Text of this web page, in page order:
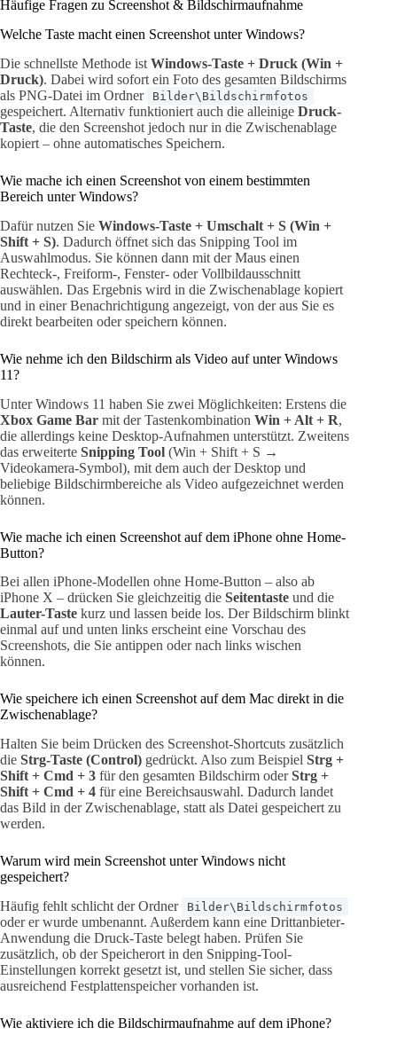
Häufige Fragen zu Screenshot & Bildschirmaufnahme
Welche Taste macht einen Screenshot unter Windows?
Die schnellste Methode ist Windows-Taste + Druck (Win +
Druck). Dabei wird sofort ein Foto des gesamten Bildschirms
als PNG-Datei im Ordner
Bilder\Bildschirmfotos
gespeichert. Alternativ funktioniert auch die alleinige Druck-
Taste, die den Screenshot jedoch nur in die Zwischenablage
kopiert – ohne automatisches Speichern.
Wie mache ich einen Screenshot von einem bestimmten
Bereich unter Windows?
Dafür nutzen Sie Windows-Taste + Umschalt + S (Win +
Shift + S). Dadurch öffnet sich das Snipping Tool im
Auswahlmodus. Sie können dann mit der Maus einen
Rechteck-, Freiform-, Fenster- oder Vollbildausschnitt
auswählen. Das Ergebnis wird in die Zwischenablage kopiert
und in einer Benachrichtigung angezeigt, von der aus Sie es
direkt bearbeiten oder speichern können.
Wie nehme ich den Bildschirm als Video auf unter Windows
11?
Unter Windows 11 haben Sie zwei Möglichkeiten: Erstens die
Xbox Game Bar mit der Tastenkombination Win + Alt + R,
die allerdings keine Desktop-Aufnahmen unterstützt. Zweitens
das erweiterte Snipping Tool (Win + Shift + S →
Videokamera-Symbol), mit dem auch der Desktop und
beliebige Bildschirmbereiche als Video aufgezeichnet werden
können.
Wie mache ich einen Screenshot auf dem iPhone ohne Home-
Button?
Bei allen iPhone-Modellen ohne Home-Button – also ab
iPhone X – drücken Sie gleichzeitig die Seitentaste und die
Lauter-Taste kurz und lassen beide los. Der Bildschirm blinkt
einmal auf und unten links erscheint eine Vorschau des
Screenshots, die Sie antippen oder nach links wischen
können.
Wie speichere ich einen Screenshot auf dem Mac direkt in die
Zwischenablage?
Halten Sie beim Drücken des Screenshot-Shortcuts zusätzlich
die Strg-Taste (Control) gedrückt. Also zum Beispiel Strg +
Shift + Cmd + 3 für den gesamten Bildschirm oderStrg +
Shift + Cmd + 4 für eine Bereichsauswahl. Dadurch landet
das Bild in der Zwischenablage, statt als Datei gespeichert zu
werden.
Warum wird mein Screenshot unter Windows nicht
gespeichert?
Häufig fehlt schlicht der Ordner
Bilder\Bildschirmfotos
oder er wurde umbenannt. Außerdem kann eine Drittanbieter-
Anwendung die Druck-Taste belegt haben. Prüfen Sie
zusätzlich, ob der Speicherort in den Snipping-Tool-
Einstellungen korrekt gesetzt ist, und stellen Sie sicher, dass
ausreichend Festplattenspeicher vorhanden ist.
Wie aktiviere ich die Bildschirmaufnahme auf dem iPhone?